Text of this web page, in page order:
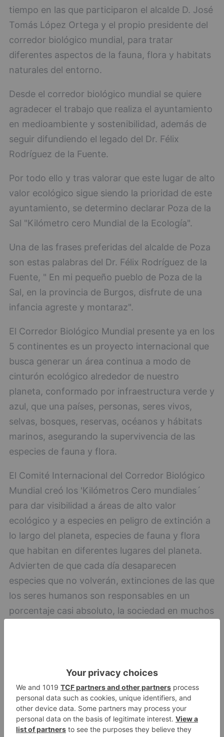
tiempo en las que participaron el alcalde D. José
Tomás López Ortega y el propio presidente del
corredor biológico mundial, para tratar
diferentes aspectos de la fauna, flora y habitats
naturales del entorno.
Desde el corredor biológico mundial se quiere
agradecer el trabajo que realiza el ayuntamiento
en medioambiente y sostenibilidad, además de
seguir difundiendo el legado del Dr. Félix
Rodríguez de la Fuente.
Por todo ello y tras valorar que este lugar de alto
valor ecológico sigue siendo la prioridad de este
ayuntamiento, se determino declarar Poza de la
Sal "Kilómetro cero Mundial de la Ecología".
Una de las frases preferidas del alcalde de Poza
son estas palabras del Dr. Félix Rodríguez de la
Fuente, " En mi pequeño pueblo de Poza de la
Sal, en la provincia de Burgos, disfrute de una
infancia agreste y montaraz".
El Corredor Biológico Mundial presente ya en los
5 continentes es un proyecto internacional que
busca generar un área continua a modo de
cinturón ecológico alrededor de nuestro
planeta, conformado por infraestructura verde y
azul, que una países, personas, seres vivos,
selvas, bosques, reservas, océanos y hábitats
marinos, asegurando la supervivencia de las
especies de fauna y flora.
El Comité Internacional del Corredor Biológico
Mundial creó los 'Kilómetros Cero mundiales´
para dar visibilidad a áreas de alto valor
ecológico y a especies en peligro de extinción a
lo largo del planeta, especies de fauna y flora
que habitan en diferentes lugares del planeta.
Advierten de que cada día desaparecen
especies que no volverán, extinciones de las que
los seres humanos son responsables en un
porcentaje casi absoluto, la sociedad en muchos
miembros del Corredor Biológico Mundial entre
las que se encuentra Odile Rodríguez de la
Fuente hija del Dr. Félix, e instituciones
internacionales de los 5 continentes,